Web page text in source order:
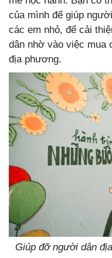
của mình để giúp
các em nhỏ, để cải
dân nhờ vào việc mua
địa phương.
Giúp đỡ người dân